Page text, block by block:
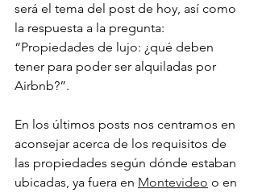
será el tema del post de hoy, así como
la respuesta a la pregunta:
“Propiedades de lujo: ¿qué deben
tener para poder ser alquiladas por
Airbnb?”.
En los últimos posts nos centramos en
aconsejar acerca de los requisitos de
las propiedades según dónde estaban
ubicadas, ya fuera en Montevideo o en